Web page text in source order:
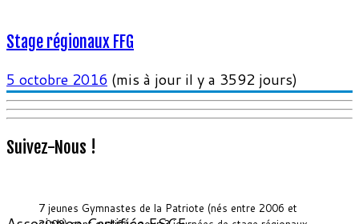
7 jeunes Gymnastes de la Patriote (nés entre 2006 et
Stage régionaux FFG
5 octobre 2016 (mis à jour il y a 3592 jours)
Suivez-Nous !